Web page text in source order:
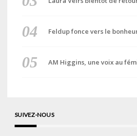
Feldup fonce vers le
AM Higgins, une voix au
SUIVEZ-NOUS